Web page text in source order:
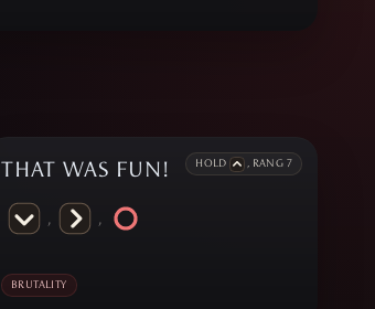
THAT WAS FUN! HOLD , RANG 7
, ,
BRUTALITY